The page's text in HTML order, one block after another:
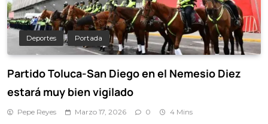
Deportes Portada
Partido Toluca-San Diego en el Nemesio Diez
estará muy bien vigilado
Pepe Reyes Marzo 17, 2026 0 4 Mins